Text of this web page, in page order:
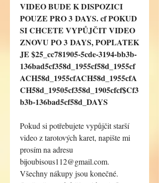
VIDEO BUDE K DISPOZICI
POUZE PRO 3 DAYS. cf POKUD
SI CHCETE VYPŮJČIT VIDEO
ZNOVU PO 3 DAYS, POPLATEK
JE $25_cc781905-5cde-3194-bb3b-
136bad5cf358d_1955cf58d_1955cf
ACH58d_1955cfACH58d_1955cfA
CH58d_19505cf358d_1905cfcf$Cf3
b3b-136bad5cf58d_DAYS
Pokud si potřebujete vypůjčit starší
video z tarotových karet, napište mi
prosím na adresu
bijoubisous112@gmail.com.
Všechny nákupy jsou konečné.